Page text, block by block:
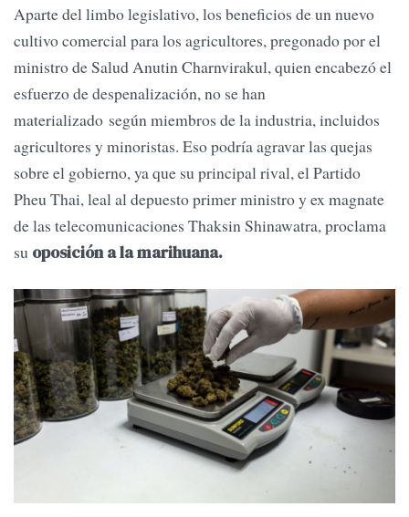
Aparte del limbo legislativo, los beneficios de un nuevo
cultivo comercial para los agricultores, pregonado por el
ministro de Salud Anutin Charnvirakul, quien encabezó el
esfuerzo de despenalización, no se han
materializado según miembros de la industria, incluidos
agricultores y minoristas. Eso podría agravar las quejas
sobre el gobierno, ya que su principal rival, el Partido
Pheu Thai, leal al depuesto primer ministro y ex magnate
de las telecomunicaciones Thaksin Shinawatra, proclama
su oposición a la marihuana.